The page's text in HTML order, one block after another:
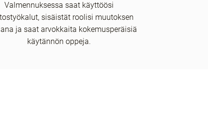
Valmennuksessa saat käyttöösi
sisäistät roolisi muutoksen
ja saat arvokkaita kokemusperäisiä
käytännön oppeja.